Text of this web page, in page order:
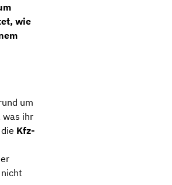
wie
um
was ihr
Kfz-